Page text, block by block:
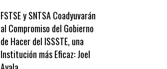
FSTSE y SNTSA Coadyuvarán
al Compromiso del Gobierno
de Hacer del ISSSTE, una
Institución más Eficaz: Joel